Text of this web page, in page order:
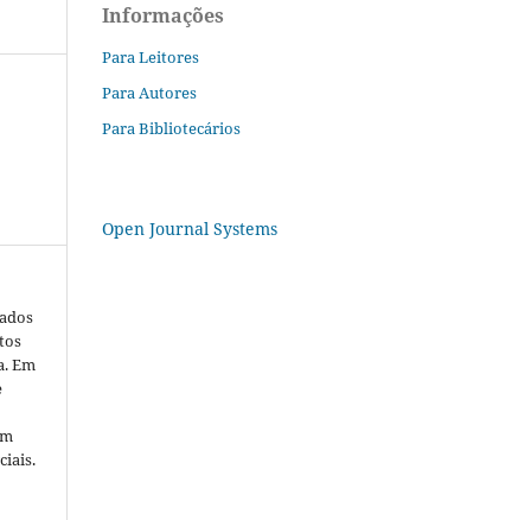
Em
Informações
Para Leitores
Para Autores
Para Bibliotecários
Open Journal Systems